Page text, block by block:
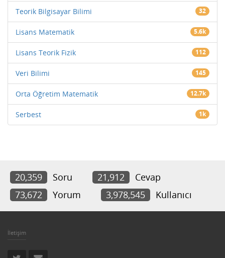
Teorik Bilgisayar Bilimi 32
Lisans Matematik 5.6k
Lisans Teorik Fizik 112
Veri Bilimi 145
Orta Öğretim Matematik 12.7k
Serbest 1k
20,359 Soru 21,912
Cevap
73,672
Yorum 3,978,545 Kullanıcı
İletişim